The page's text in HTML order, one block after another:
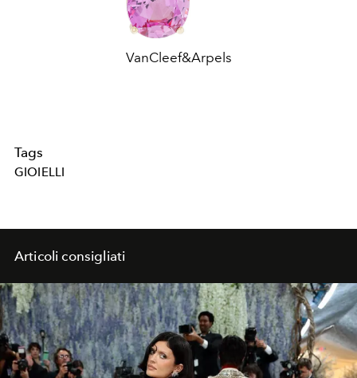
VanCleef&Arpels
Tags
GIOIELLI
Articoli consigliati